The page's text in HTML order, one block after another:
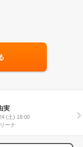
実
(土) 18:00
ーナ